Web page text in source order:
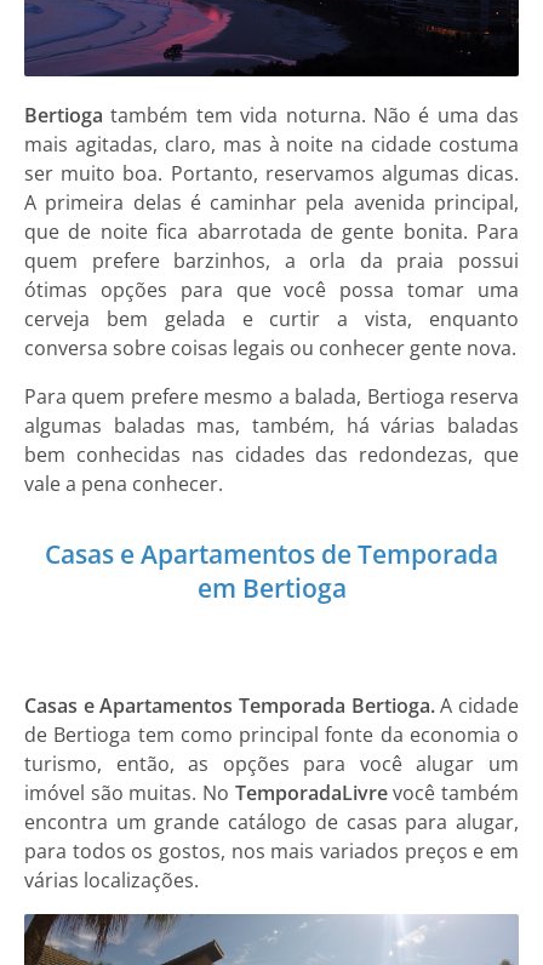
Bertiogatambém tem vida noturna. Não é uma das
mais agitadas, claro, mas à noite na cidade costuma
ser muito boa. Portanto, reservamos algumas dicas.
A primeira delas é caminhar pela avenida principal,
que de noite fica abarrotada de gente bonita. Para
quem prefere barzinhos, a orla da praia possui
ótimas opções para que você possa tomar uma
cerveja bem gelada e curtir a vista, enquanto
conversa sobre coisas legais ou conhecer gente nova.
Para quem prefere mesmo a balada, Bertioga reserva
algumas baladas mas, também, há várias baladas
bem conhecidas nas cidades das redondezas, que
vale a pena conhecer.
Casas e Apartamentos de Temporada
em Bertioga
Casas e Apartamentos Temporada Bertioga.A cidade
de Bertioga tem como principal fonte da economia o
turismo, então, as opções para você alugar um
imóvel são muitas. No TemporadaLivrevocê também
encontra um grande catálogo de casas para alugar,
para todos os gostos, nos mais variados preços e em
várias localizações.